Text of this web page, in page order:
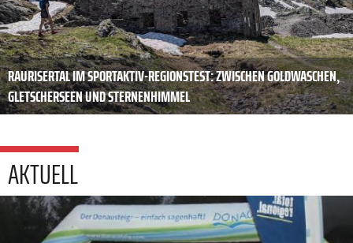
RAURISERTAL IM SPORTAKTIV-REGIONSTEST: ZWISCHEN GOLDWASCHEN,
GLETSCHERSEEN UND STERNENHIMMEL
AKTUELL